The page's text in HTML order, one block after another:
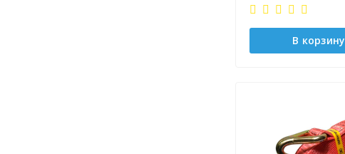
В корзину